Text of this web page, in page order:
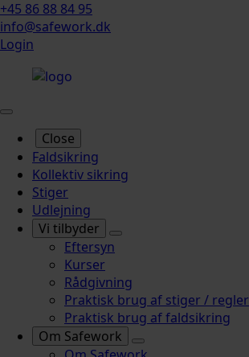
+45 86 88 84 95
info@safework.dk
Login
Close
Faldsikring
Kollektiv sikring
Stiger
Udlejning
Vi tilbyder
Eftersyn
Kurser
Rådgivning
Praktisk brug af stiger / regler
Praktisk brug af faldsikring
Om Safework